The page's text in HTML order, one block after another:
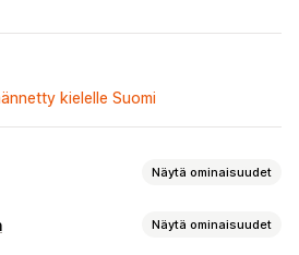
kielelle Suomi
Näytä ominaisuudet
Näytä ominaisuudet